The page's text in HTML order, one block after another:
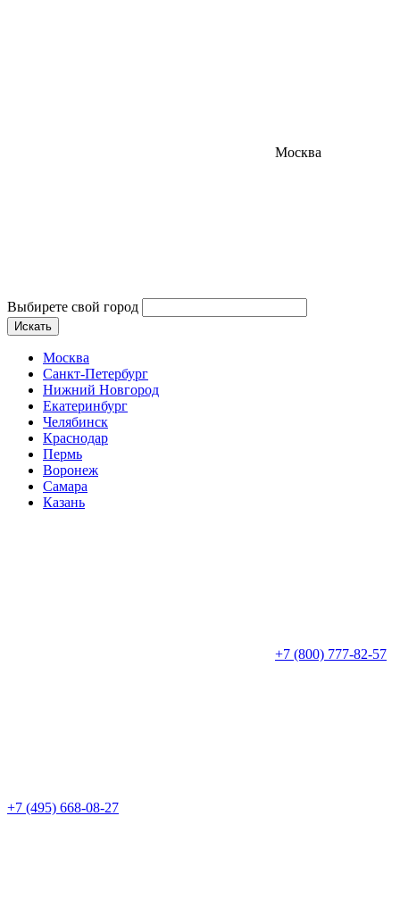
Москва
Выбирете свой город
Искать
Москва
Санкт-Петербург
Нижний Новгород
Екатеринбург
Челябинск
Краснодар
Пермь
Воронеж
Самара
Казань
+7 (800) 777-82-57
+7 (495) 668-08-27